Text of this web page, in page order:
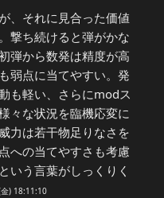
、それに見合った価値
撃ち続けると弾がかな
弾から数発は精度が高
弱点に当てやすい。発
も軽い、さらにmodス
々な状況を臨機応変に
力は若干物足りなさを
への当てやすさも考慮
いう言葉がしっくりく
) 18:11:10